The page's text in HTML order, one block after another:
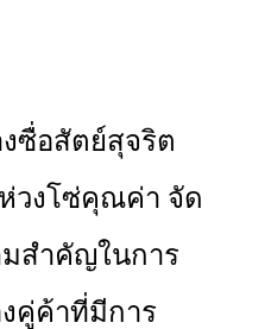
ซื่อสัตย์สุจริต
วงโซ่คุณค่า จัด
สําคัญในการ
คู่ค้าที่มีการ